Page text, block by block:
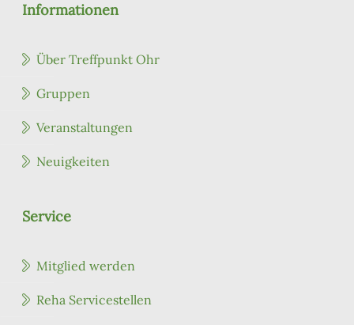
Informationen
Über Treffpunkt Ohr
Gruppen
Veranstaltungen
Neuigkeiten
Service
Mitglied werden
Reha Servicestellen